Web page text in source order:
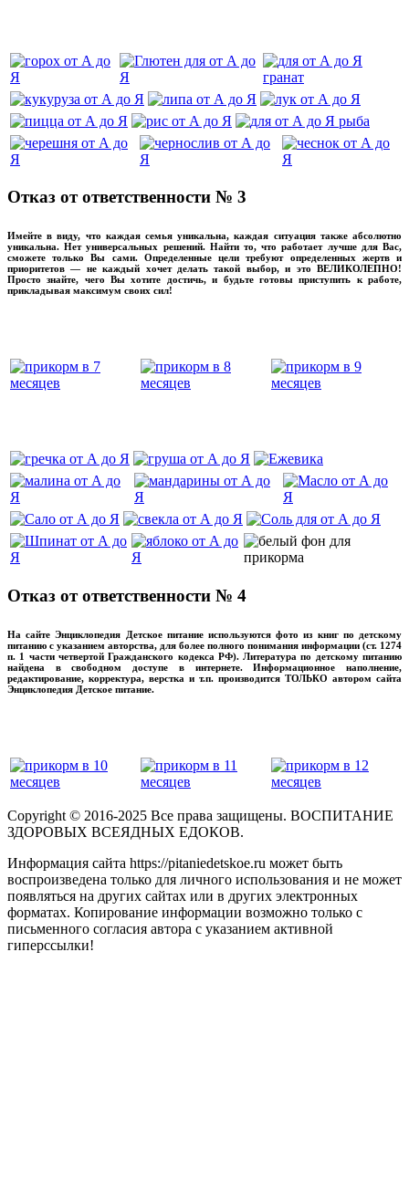
Отказ от ответственности № 3
Имейте в виду, что каждая семья уникальна, каждая ситуация также абсолютно
уникальна. Нет универсальных решений. Найти то, что работает лучше для Вас,
сможете только Вы сами. Определенные цели требуют определенных жертв и
приоритетов — не каждый хочет делать такой выбор, и это ВЕЛИКОЛЕПНО!
Просто знайте, чего Вы хотите достичь, и будьте готовы приступить к работе,
прикладывая максимум своих сил!
Отказ от ответственности № 4
На сайте Энциклопедия Детское питание используются фото из книг по детскому
питанию с указанием авторства, для более полного понимания информации (ст. 1274
п. 1 части четвертой Гражданского кодекса РФ). Литература по детскому питанию
найдена в свободном доступе в интернете. Информационное наполнение,
редактирование, корректура, верстка и т.п. производится ТОЛЬКО автором сайта
Энциклопедия Детское питание.
Copyright © 2016-2025 Все права защищены. ВОСПИТАНИЕ
ЗДОРОВЫХ ВСЕЯДНЫХ ЕДОКОВ.
Информация сайта https://pitaniedetskoe.ru может быть
воспроизведена только для личного использования и не может
появляться на других сайтах или в других электронных
форматах. Копирование информации возможно только с
письменного согласия автора с указанием активной
гиперссылки!